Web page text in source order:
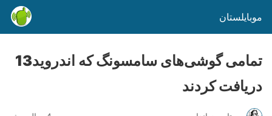
موبایلستان
تمامی گوشی‌های سامسونگ که اندروید13
دریافت کردند